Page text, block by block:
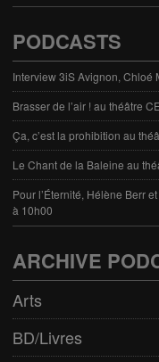
PODCASTS
Interview 3iS Avignon, Chloé
Brasser de l’air ! au théâtre
Ça, c’est la prohibition au
Le Chant de la Baleine au
Pour l’Éternité, Hélène Berr
à 10h00
ARCHIVE
Arts
BD/Livres